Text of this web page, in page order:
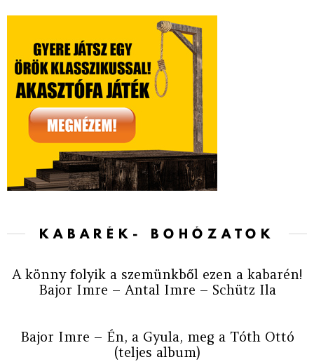
KABARÉK- BOHÓZATOK
A könny folyik a szemünkből ezen a kabarén!
Bajor Imre – Antal Imre – Schütz Ila
Bajor Imre – Én, a Gyula, meg a Tóth Ottó
(teljes album)